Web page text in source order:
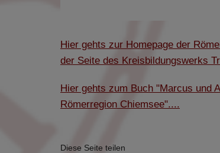
Hier gehts zur Homepage der
der Seite des Kreisbildungswerks
Hier gehts zum Buch "Marcus und
Römerregion Chiemsee"....
Diese Seite teilen